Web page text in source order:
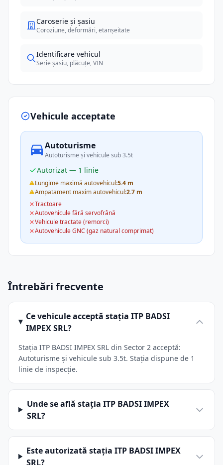
Caroserie și șasiu
Coroziune, deformări, etanșeitate
Identificare vehicul
Serie șasiu, plăcuțe, VIN
Vehicule acceptate
Autoturisme
Autoturisme și vehicule sub 3.5t
Autorizat — 1 linie
Lungime maximă autovehicul:5.4 m
Ampatament maxim autovehicul:2.7 m
Tractoare
Autovehicule fără servofrână
Vehicule tractate (remorci)
Autovehicule GNC (gaz natural comprimat)
Întrebări frecvente
Ce vehicule acceptă stația ITP BADSI
IMPEX SRL?
Stația ITP BADSI IMPEX SRL din Sector 2 acceptă:
Autoturisme și vehicule sub 3.5t. Stația dispune de 1
linie de inspecție.
Unde se află stația ITP BADSI IMPEX
SRL?
Este autorizată stația ITP BADSI IMPEX
SRL?